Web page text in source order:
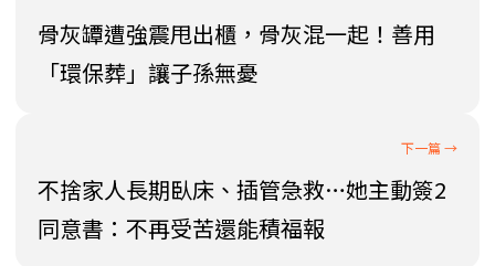
骨灰罈遭強震甩出櫃，骨灰混一起！善用
「環保葬」讓子孫無憂
不捨家人長期臥床、插管急救…她主動簽2
同意書：不再受苦還能積福報